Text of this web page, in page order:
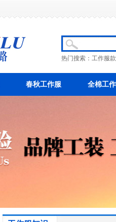
热门搜索： 工作服
春秋工作服 全棉工